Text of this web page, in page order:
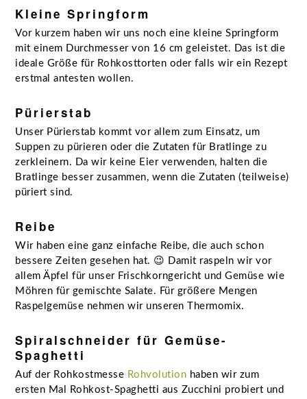
Kleine Springform
Vor kurzem haben wir uns noch eine kleine Springform
mit einem Durchmesser von 16 cm geleistet. Das ist die
ideale Größe für Rohkosttorten oder falls wir ein Rezept
erstmal antesten wollen.
Pürierstab
Unser Pürierstab kommt vor allem zum Einsatz, um
Suppen zu pürieren oder die Zutaten für Bratlinge zu
zerkleinern. Da wir keine Eier verwenden, halten die
Bratlinge besser zusammen, wenn die Zutaten (teilweise)
püriert sind.
Reibe
Wir haben eine ganz einfache Reibe, die auch schon
bessere Zeiten gesehen hat. 😉 Damit raspeln wir vor
allem Äpfel für unser Frischkorngericht und Gemüse wie
Möhren für gemischte Salate. Für größere Mengen
Raspelgemüse nehmen wir unseren Thermomix.
Spiralschneider für Gemüse-
Spaghetti
Auf der Rohkostmesse Rohvolution haben wir zum
ersten Mal Rohkost-Spaghetti aus Zucchini probiert und